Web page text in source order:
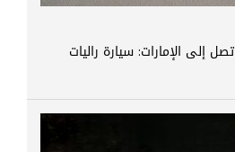
تويوتا GR Yaris 2026 تصل إلى الإمارات: سيارة راليات